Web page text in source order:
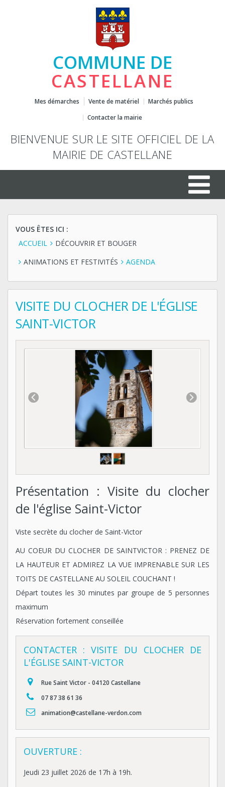
COMMUNE DE
CASTELLANE
Mes démarches Vente de matériel
Marchés publics
Contacter la mairie
BIENVENUE SUR LE SITE OFFICIEL DE LA
MAIRIE DE CASTELLANE
VOUS ÊTES ICI :
ACCUEIL
DÉCOUVRIR ET BOUGER
ANIMATIONS ET FESTIVITÉS
AGENDA
VISITE DU CLOCHER DE L'ÉGLISE
SAINT-VICTOR
Présentation : Visite du clocher
de l'église Saint-Victor
Viste secrète du clocher de Saint-Victor
AU COEUR DU CLOCHER DE SAINTVICTOR : PRENEZ DE
LA HAUTEUR ET ADMIREZ LA VUE IMPRENABLE SUR LES
TOITS DE CASTELLANE AU SOLEIL COUCHANT !
Départ toutes les 30 minutes par groupe de 5 personnes
maximum
Réservation fortement conseillée
CONTACTER : VISITE DU CLOCHER DE
L'ÉGLISE SAINT-VICTOR
Rue Saint Victor - 04120 Castellane
07 87 38 61 36
animation@castellane-verdon.com
OUVERTURE :
Jeudi 23 juillet 2026 de 17h à 19h.